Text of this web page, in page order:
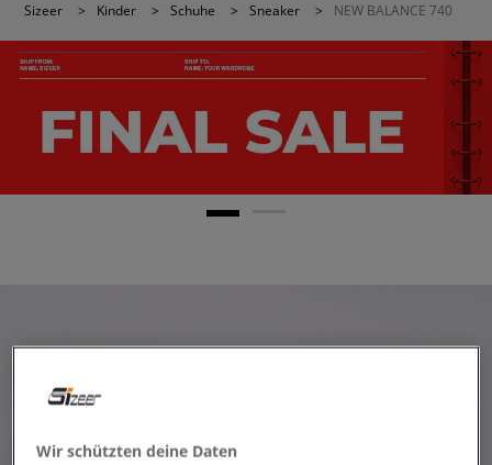
Sizeer > Kinder > Schuhe > Sneaker > NEW BALANCE 740
Wir schützten deine Daten